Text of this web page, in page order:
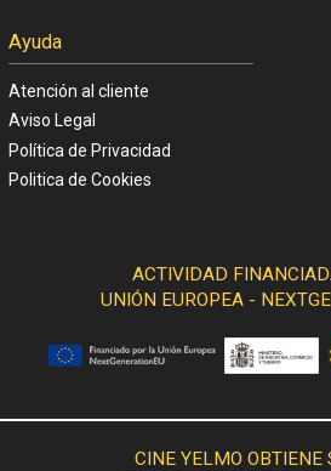
Ayuda
Atención al cliente
Aviso Legal
Política de Privacidad
Politica de Cookies
ACTIVIDAD
UNIÓN EUROPEA -
CINE YELMO OBTIENE